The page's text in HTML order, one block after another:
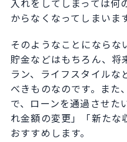
入れをしてしまっては何
からなくなってしまいます
そのようなことにならな
貯金などはもちろん、将
ラン、ライフスタイルな
べきものなのです。また
で、ローンを通過させた
れ金額の変更」「新たな
おすすめします。